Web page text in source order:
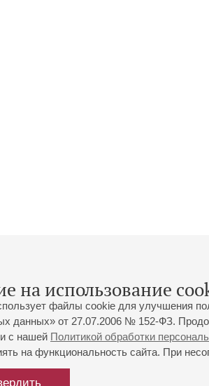
на использование
файлы cookie для улучшения
данных» от 27.07.2006 № 152-ФЗ.
с нашей Политикой обработки
на функциональность сайта. При